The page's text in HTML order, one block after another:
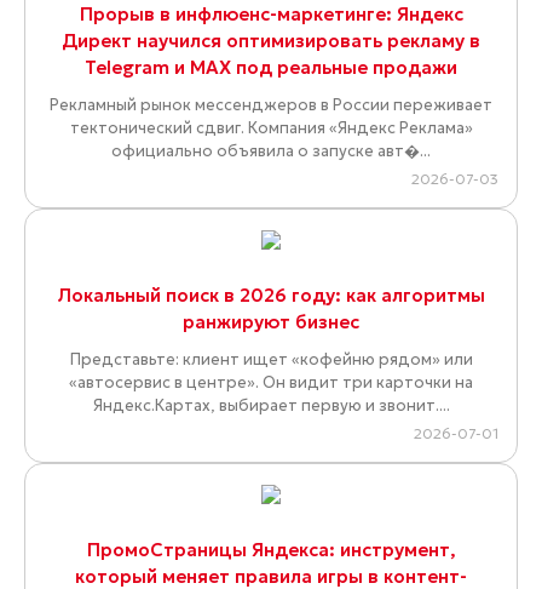
Прорыв в инфлюенс-маркетинге: Яндекс
Директ научился оптимизировать рекламу в
Telegram и MAX под реальные продажи
Рекламный рынок мессенджеров в России переживает
тектонический сдвиг. Компания «Яндекс Реклама»
официально объявила о запуске авт�...
2026-07-03
Локальный поиск в 2026 году: как алгоритмы
ранжируют бизнес
Представьте: клиент ищет «кофейню рядом» или
«автосервис в центре». Он видит три карточки на
Яндекс.Картах, выбирает первую и звонит....
2026-07-01
ПромоСтраницы Яндекса: инструмент,
который меняет правила игры в контент-